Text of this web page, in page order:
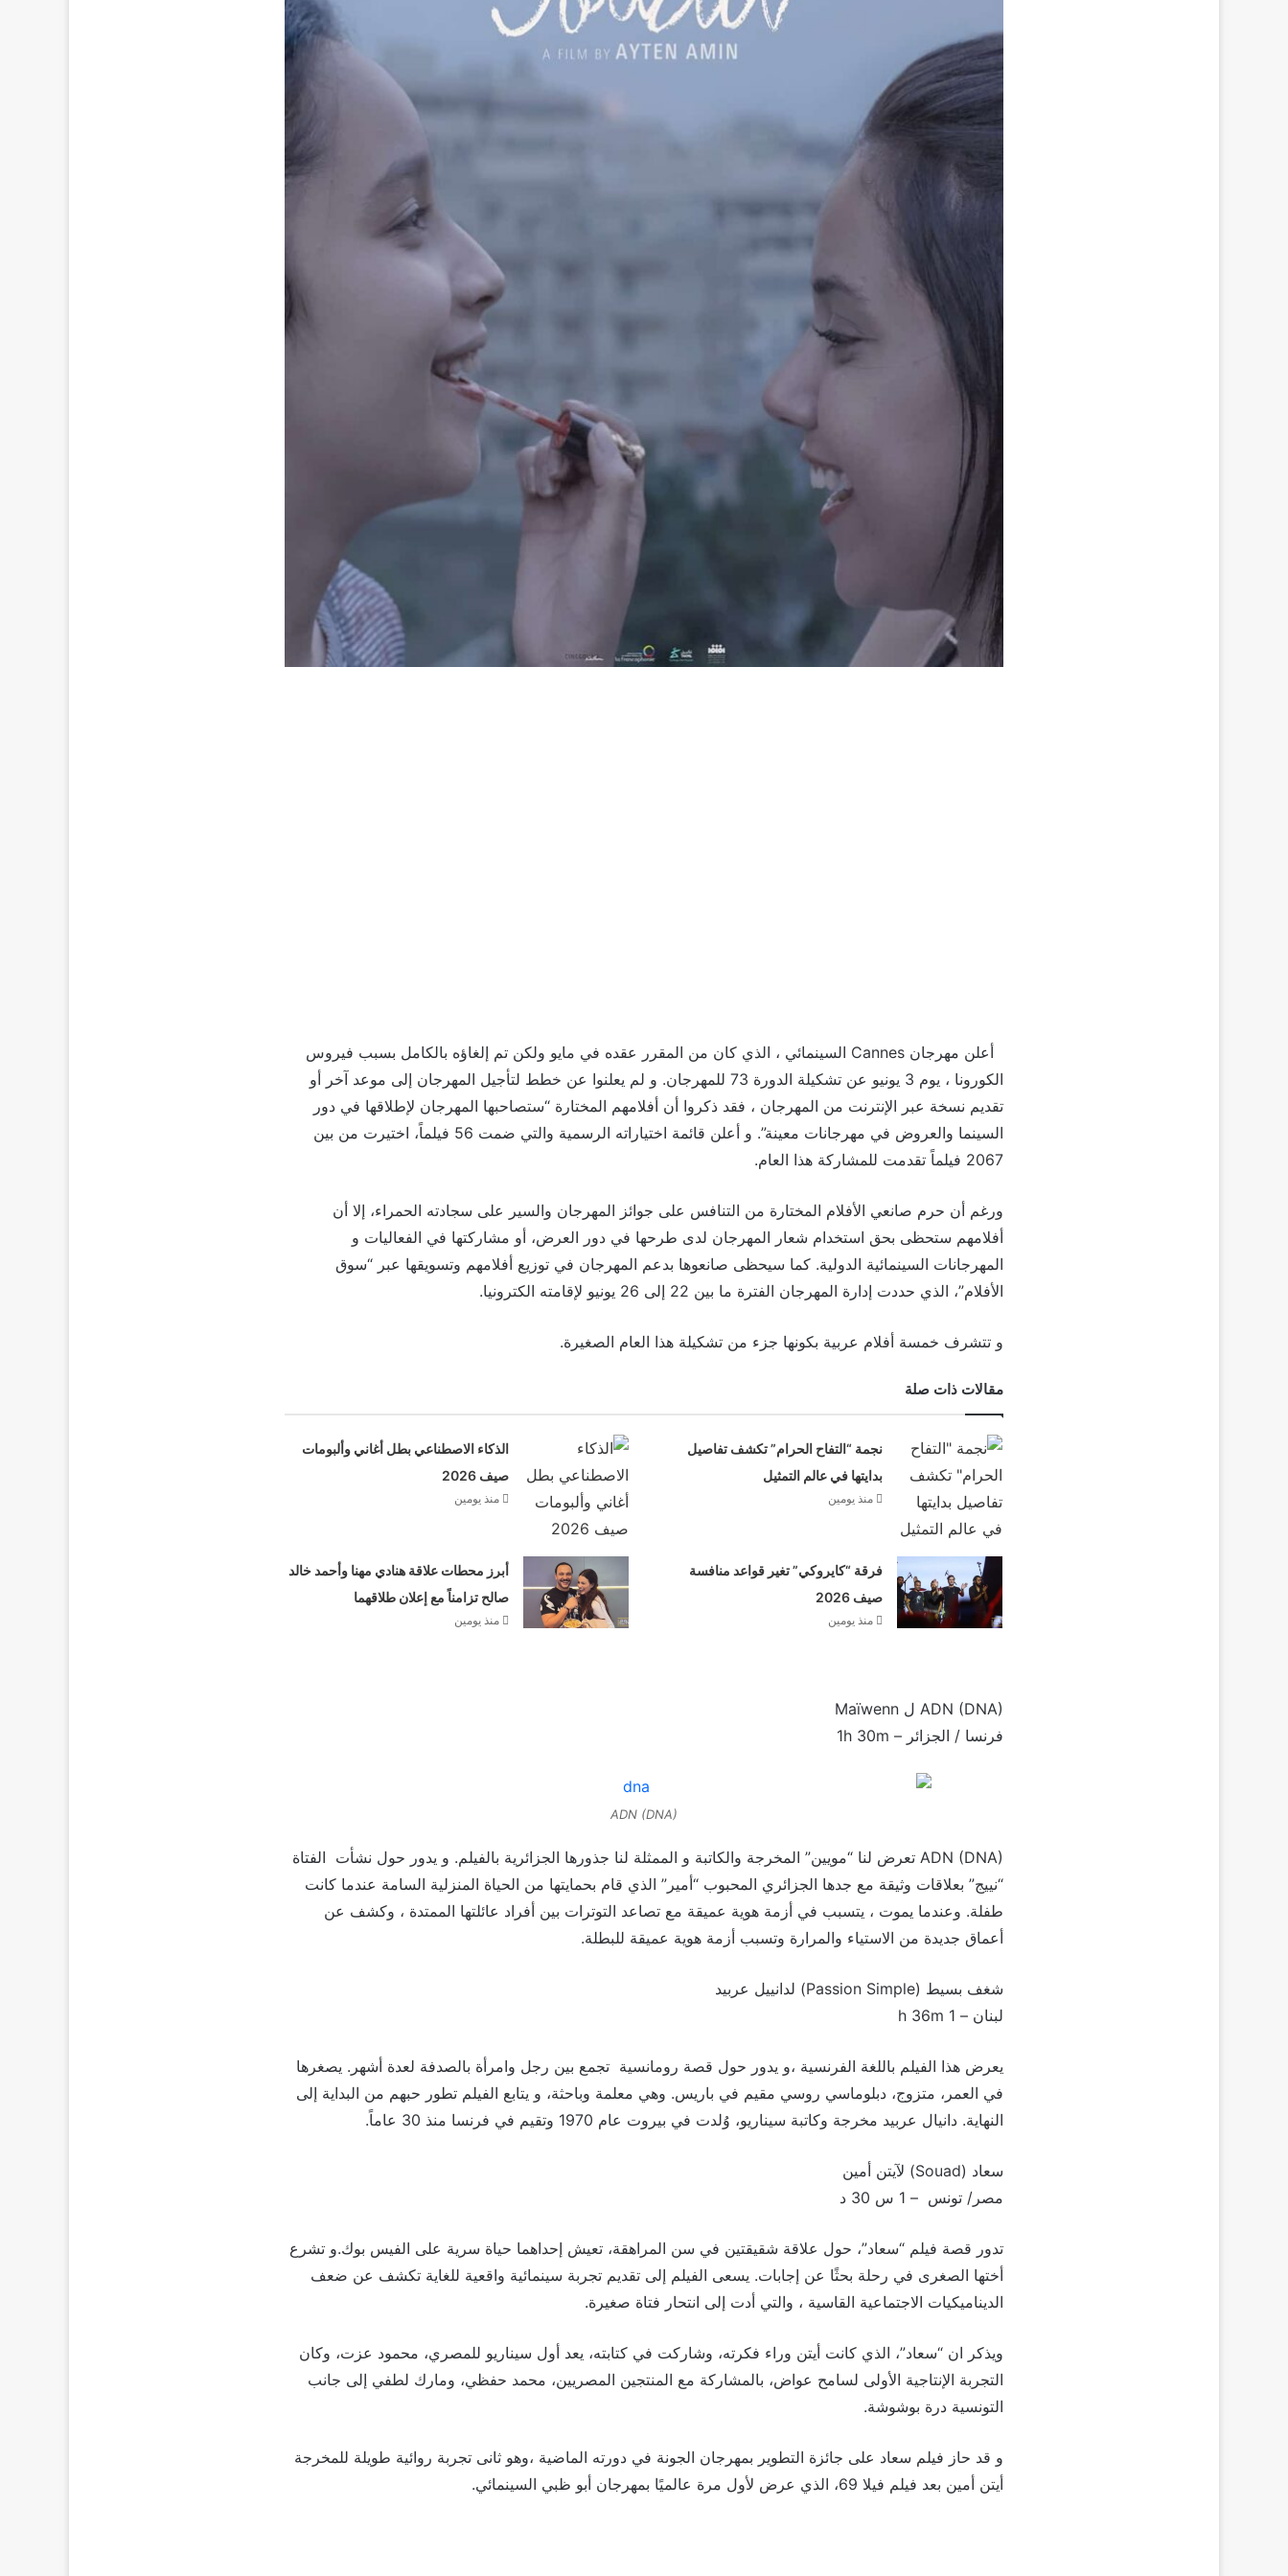
أعلن مهرجان Cannes السينمائي ، الذي كان من المقرر عقده في مايو ولكن تم إلغاؤه بالكامل بسبب فيروس
الكورونا ، يوم 3 يونيو عن تشكيلة الدورة 73 للمهرجان. و لم يعلنوا عن خطط لتأجيل المهرجان إلى موعد آخر أو
تقديم نسخة عبر الإنترنت من المهرجان ، فقد ذكروا أن أفلامهم المختارة “ستصاحبها المهرجان لإطلاقها في دور
السينما والعروض في مهرجانات معينة”. و أعلن قائمة اختياراته الرسمية والتي ضمت 56 فيلماً، اختيرت من بين
2067 فيلماً تقدمت للمشاركة هذا العام.
ورغم أن حرم صانعي الأفلام المختارة من التنافس على جوائز المهرجان والسير على سجادته الحمراء، إلا أن
أفلامهم ستحظى بحق استخدام شعار المهرجان لدى طرحها في دور العرض، أو مشاركتها في الفعاليات و
المهرجانات السينمائية الدولية. كما سيحظى صانعوها بدعم المهرجان في توزيع أفلامهم وتسويقها عبر “سوق
الأفلام”، الذي حددت إدارة المهرجان الفترة ما بين 22 إلى 26 يونيو لإقامته الكترونيا.
و تتشرف خمسة أفلام عربية بكونها جزء من تشكيلة هذا العام الصغيرة.
مقالات ذات صلة
نجمة “التفاح الحرام” تكشف تفاصيل
بدايتها في عالم التمثيل
منذ يومين
الذكاء الاصطناعي بطل أغاني وألبومات
صيف 2026
منذ يومين
فرقة “كايروكي” تغير قواعد منافسة
صيف 2026
منذ يومين
أبرز محطات علاقة هنادي مهنا وأحمد خالد
صالح تزامناً مع إعلان طلاقهما
منذ يومين
ADN (DNA) ل Maïwenn
فرنسا / الجزائر – 1h 30m
ADN (DNA)
ADN (DNA) تعرض لنا “مويين” المخرجة والكاتبة و الممثلة لنا جذورها الجزائرية بالفيلم. و يدور حول نشأت الفتاة
“نييج” بعلاقات وثيقة مع جدها الجزائري المحبوب “أمير” الذي قام بحمايتها من الحياة المنزلية السامة عندما كانت
طفلة. وعندما يموت ، يتسبب في أزمة هوية عميقة مع تصاعد التوترات بين أفراد عائلتها الممتدة ، وكشف عن
أعماق جديدة من الاستياء والمرارة وتسبب أزمة هوية عميقة للبطلة.
شغف بسيط (Passion Simple) لدانييل عربيد
لبنان – 1 h 36m
يعرض هذا الفيلم باللغة الفرنسية ،و يدور حول قصة رومانسية تجمع بين رجل وامرأة بالصدفة لعدة أشهر. يصغرها
في العمر، متزوج، دبلوماسي روسي مقيم في باريس. وهي معلمة وباحثة، و يتابع الفيلم تطور حبهم من البداية إلى
النهاية. دانيال عربيد مخرجة وكاتبة سيناريو، وُلدت في بيروت عام 1970 وتقيم في فرنسا منذ 30 عاماً.
سعاد (Souad) لآيتن أمين
مصر/ تونس – 1 س 30 د
تدور قصة فيلم “سعاد”، حول علاقة شقيقتين في سن المراهقة، تعيش إحداهما حياة سرية على الفيس بوك.و تشرع
أختها الصغرى في رحلة بحثًا عن إجابات. يسعى الفيلم إلى تقديم تجربة سينمائية واقعية للغاية تكشف عن ضعف
الديناميكيات الاجتماعية القاسية ، والتي أدت إلى انتحار فتاة صغيرة.
ويذكر ان “سعاد”، الذي كانت أيتن وراء فكرته، وشاركت في كتابته، يعد أول سيناريو للمصري، محمود عزت، وكان
التجربة الإنتاجية الأولى لسامح عواض، بالمشاركة مع المنتجين المصريين، محمد حفظي، ومارك لطفي إلى جانب
التونسية درة بوشوشة.
و قد حاز فيلم سعاد على جائزة التطوير بمهرجان الجونة في دورته الماضية ،وهو ثانى تجربة روائية طويلة للمخرجة
أيتن أمين بعد فيلم فيلا 69، الذي عرض لأول مرة عالميًا بمهرجان أبو ظبي السينمائي.